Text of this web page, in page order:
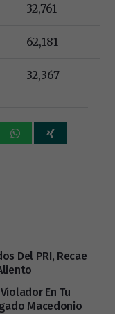
32,761
62,181
32,367
Del PRI, Recae
En Tu
Macedonio